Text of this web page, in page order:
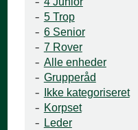
5 Trop
6 Senior
7 Rover
Alle enheder
Grupperåd
Ikke kategoriseret
Korpset
Leder